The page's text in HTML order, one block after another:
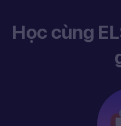
Học cùng